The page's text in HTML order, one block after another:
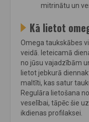
mitrinātu un
Kā lietot
Omega taukskābes
veidā. Ieteicamā
no jūsu vajadzībām
lietot jebkurā
maltīti, kas satur
Regulāra lietošana
veselībai, tāpēc šie
ikdienas profilaksei.